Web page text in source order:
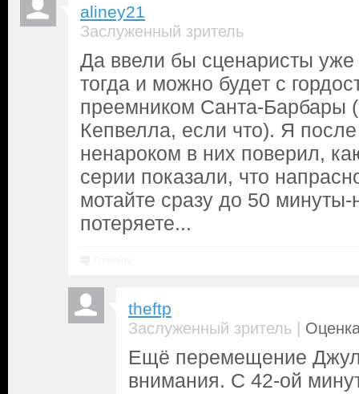
aliney21
Заслуженный зритель
Да ввели бы сценаристы уже
тогда и можно будет с
преемником Санта-Барбары
Кепвелла, если что). Я
ненароком в них поверил,
серии показали, что
мотайте сразу до 50 минуты-
потеряете...
theftp
Заслуженный зритель |
Ещё перемещение
внимания. С 42-ой